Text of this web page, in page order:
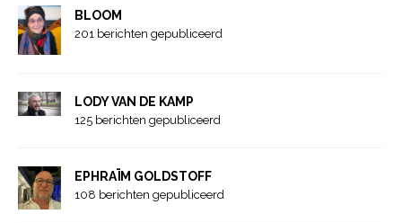
BLOOM
201 berichten gepubliceerd
LODY VAN DE KAMP
125 berichten gepubliceerd
EPHRAÏM GOLDSTOFF
108 berichten gepubliceerd